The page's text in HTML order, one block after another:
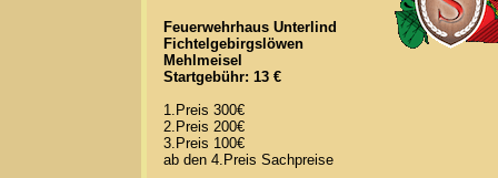
Feuerwehrhaus Unterlind
Fichtelgebirgslöwen
Mehlmeisel
Startgebühr: 13 €
1.Preis 300€
2.Preis 200€
3.Preis 100€
ab den 4.Preis Sachpreise